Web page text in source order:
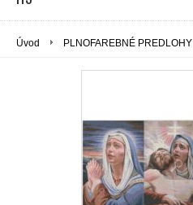
Úvod PLNOFAREBNÉ PREDLOHY